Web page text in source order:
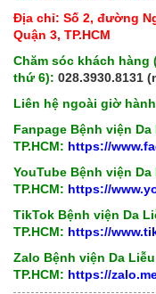
Địa chỉ: Số 2, đường
Quận 3, TP.HCM
Chăm sóc khách
thứ 6): 028.3930.8131
Liên hệ ngoài giờ
Fanpage Bệnh viện Da
TP.HCM: https://
YouTube Bệnh viện Da
TP.HCM: https://
TikTok Bệnh viện Da
TP.HCM: https://
Zalo Bệnh viện Da Liễu
TP.HCM: https://